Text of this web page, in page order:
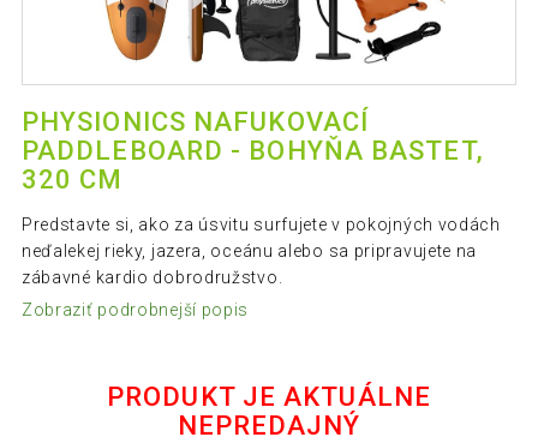
PHYSIONICS NAFUKOVACÍ
PADDLEBOARD - BOHYŇA BASTET,
320 CM
Predstavte si, ako za úsvitu surfujete v pokojných vodách
neďalekej rieky, jazera, oceánu alebo sa pripravujete na
zábavné kardio dobrodružstvo.
Zobraziť podrobnejší popis
PRODUKT JE AKTUÁLNE
NEPREDAJNÝ